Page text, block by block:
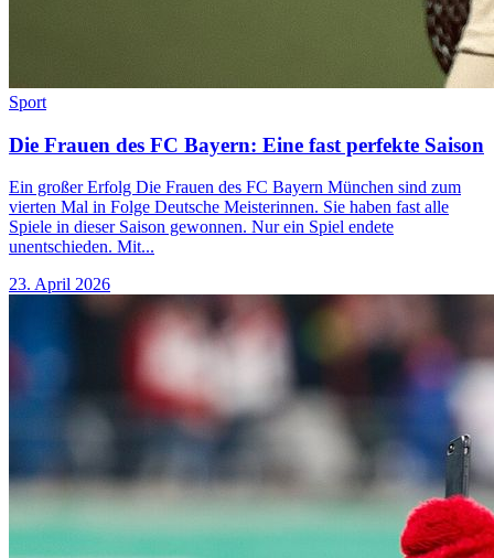
Sport
Die Frauen des FC Bayern: Eine fast perfekte Saison
Ein großer Erfolg Die Frauen des FC Bayern München sind zum
vierten Mal in Folge Deutsche Meisterinnen. Sie haben fast alle
Spiele in dieser Saison gewonnen. Nur ein Spiel endete
unentschieden. Mit...
23. April 2026